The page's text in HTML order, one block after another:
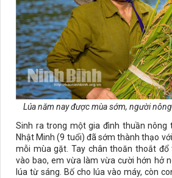
Lúa năm nay được mùa sớm, người
Sinh ra trong một gia đình thuần nông
Nhật Minh (9 tuổi) đã sớm thành thạo
mỗi mùa gặt. Tay chân thoăn thoắt
vào bao, em vừa làm vừa cười hớn hở
lúa từ sáng. Bố cho lúa vào máy, còn